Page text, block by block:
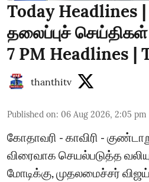
Today Headlines
தலைப்புச்
7 PM Headlines |
thanthitv
Published on: 06 Aug 2026, 2:05 pm
கோதாவரி - காவிரி -
விரைவாக செயல்படுத்த
மோடிக்கு, முதலமைச்சர்